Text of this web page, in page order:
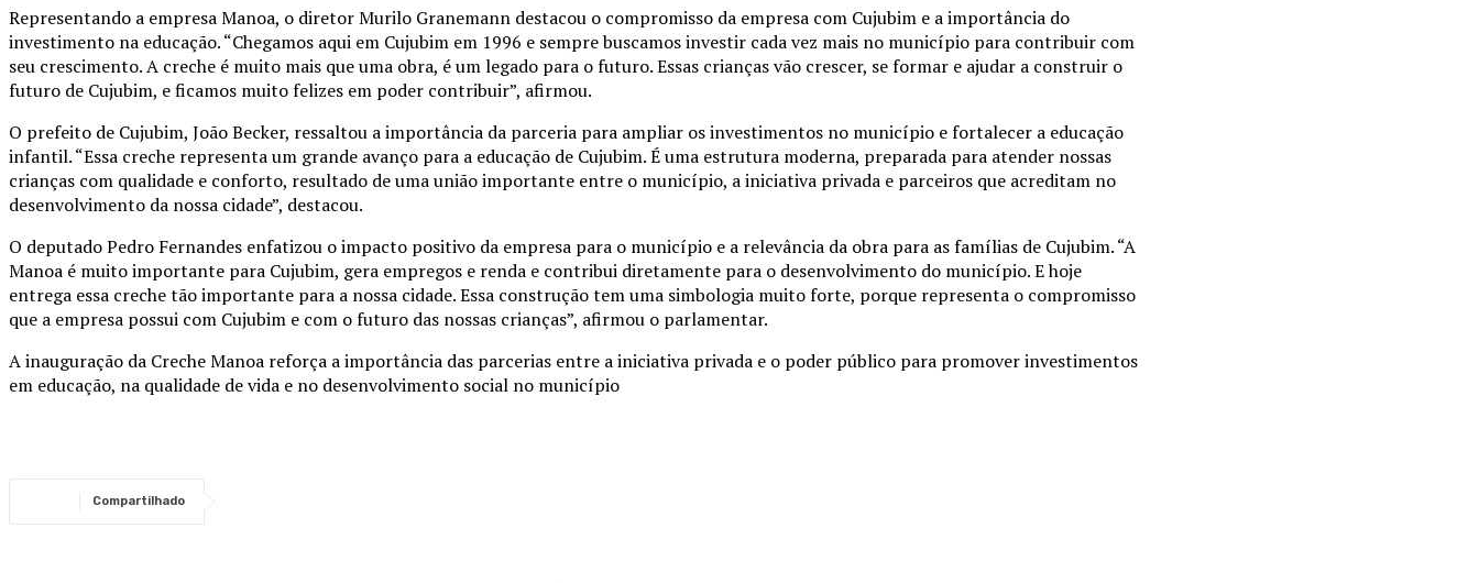
Representando a empresa Manoa, o diretor Murilo Granemann destacou o compromisso da empresa com Cujubim e a importância do
investimento na educação. “Chegamos aqui em Cujubim em 1996 e sempre buscamos investir cada vez mais no município para contribuir com
seu crescimento. A creche é muito mais que uma obra, é um legado para o futuro. Essas crianças vão crescer, se formar e ajudar a construir o
futuro de Cujubim, e ficamos muito felizes em poder contribuir”, afirmou.
O prefeito de Cujubim, João Becker, ressaltou a importância da parceria para ampliar os investimentos no município e fortalecer a educação
infantil. “Essa creche representa um grande avanço para a educação de Cujubim. É uma estrutura moderna, preparada para atender nossas
crianças com qualidade e conforto, resultado de uma união importante entre o município, a iniciativa privada e parceiros que acreditam no
desenvolvimento da nossa cidade”, destacou.
O deputado Pedro Fernandes enfatizou o impacto positivo da empresa para o município e a relevância da obra para as famílias de Cujubim. “A
Manoa é muito importante para Cujubim, gera empregos e renda e contribui diretamente para o desenvolvimento do município. E hoje
entrega essa creche tão importante para a nossa cidade. Essa construção tem uma simbologia muito forte, porque representa o compromisso
que a empresa possui com Cujubim e com o futuro das nossas crianças”, afirmou o parlamentar.
A inauguração da Creche Manoa reforça a importância das parcerias entre a iniciativa privada e o poder público para promover investimentos
em educação, na qualidade de vida e no desenvolvimento social no município
Compartilhado